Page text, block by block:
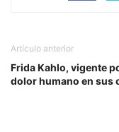
Artículo anterior
Frida Kahlo, vigente
dolor humano en sus